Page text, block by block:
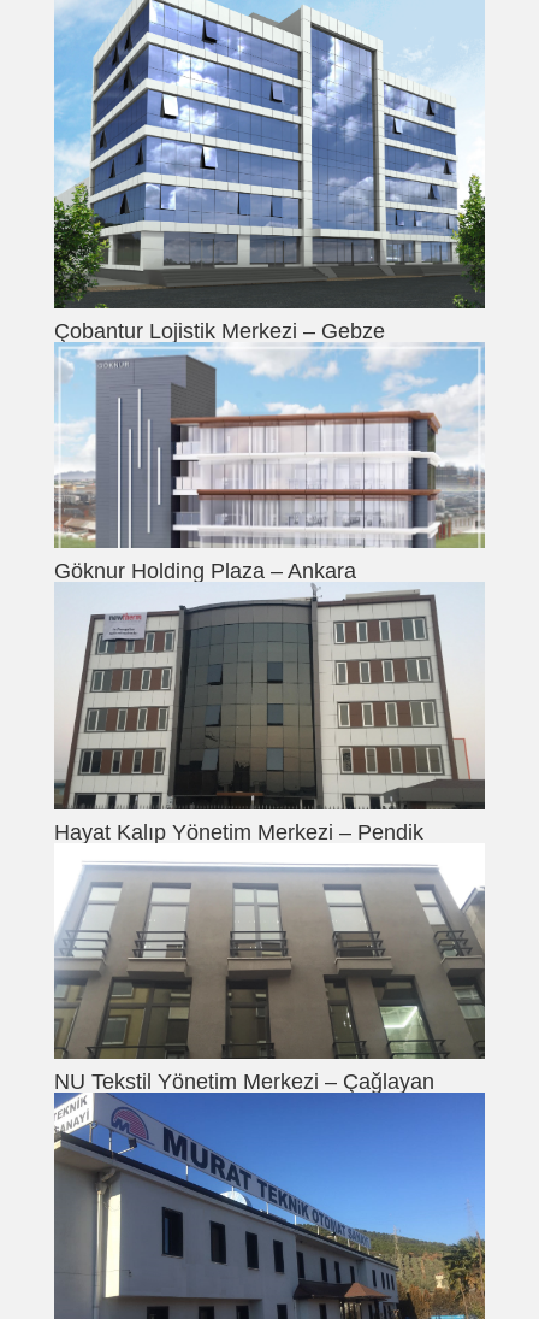
Çobantur Lojistik Merkezi – Gebze
Göknur Holding Plaza – Ankara
Hayat Kalıp Yönetim Merkezi – Pendik
NU Tekstil Yönetim Merkezi – Çağlayan